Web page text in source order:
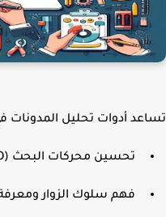
أدوات تحليل المدونات في:
تحسين محركات البحث (SEO) وزيادة الظهور في نتائج البحث.
فهم سلوك الزوار ومعرفة